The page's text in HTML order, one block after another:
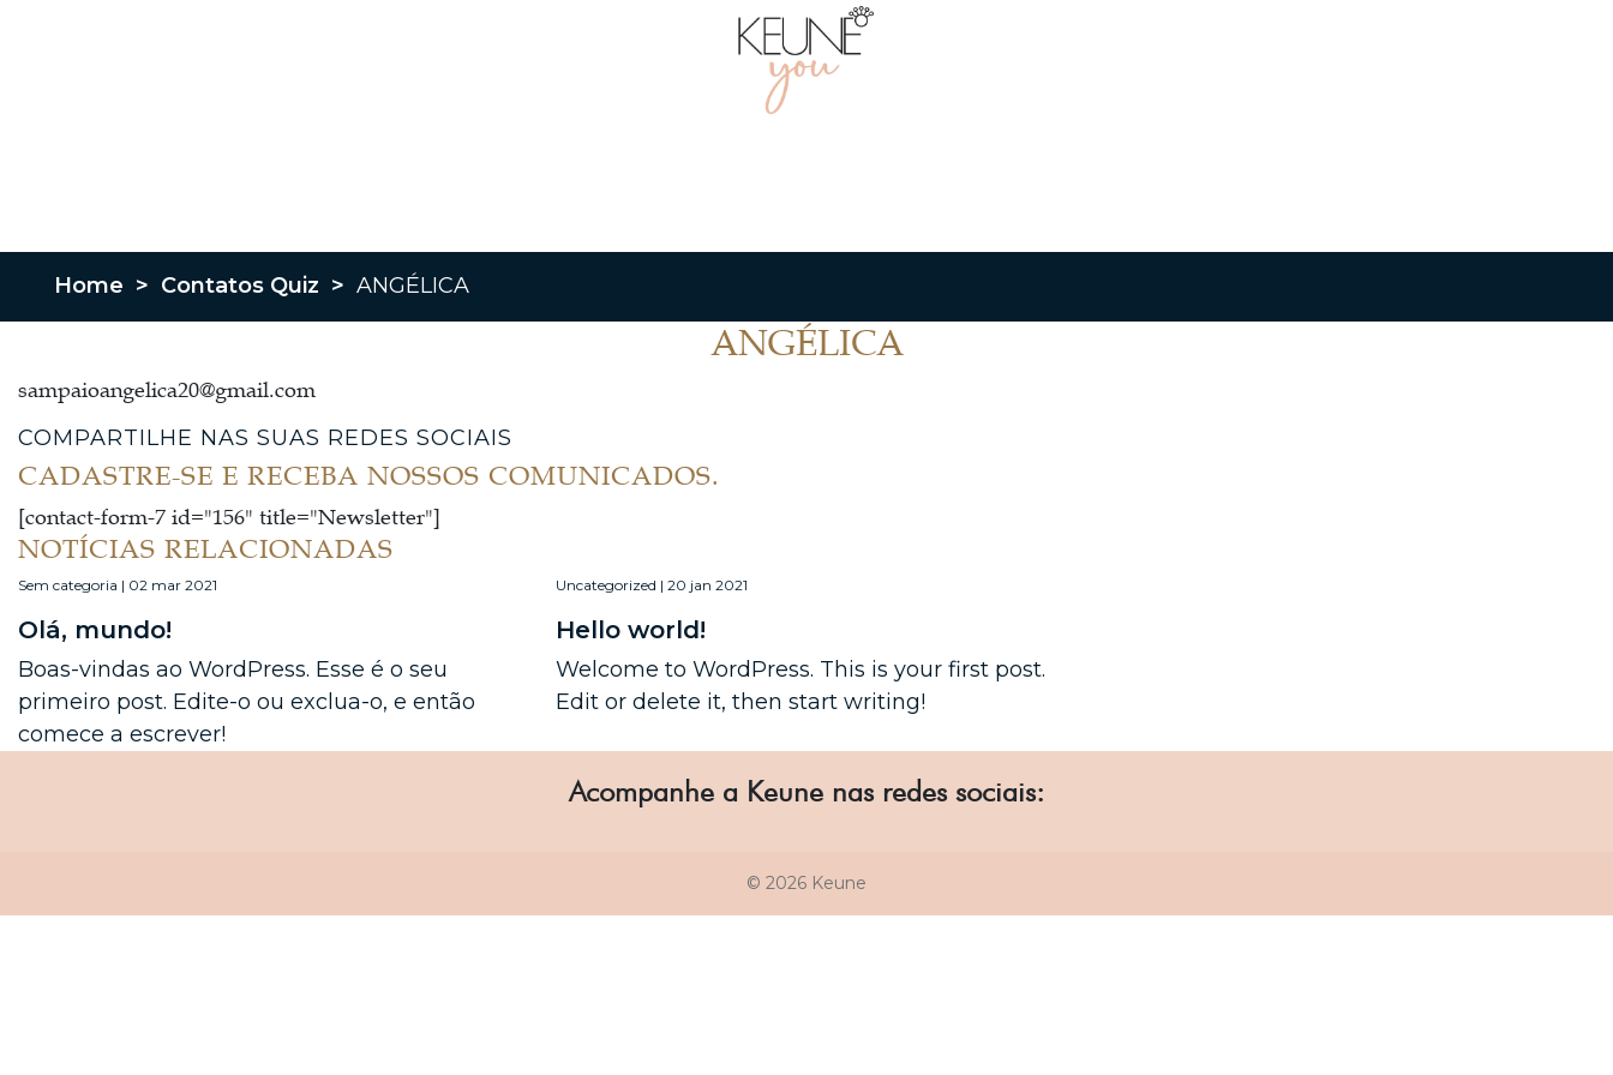
Home > Contatos Quiz > ANGÉLICA
ANGÉLICA
sampaioangelica20@gmail.com
COMPARTILHE NAS SUAS REDES SOCIAIS
CADASTRE-SE E RECEBA NOSSOS COMUNICADOS.
[contact-form-7 id="156" title="Newsletter"]
NOTÍCIAS RELACIONADAS
Sem categoria | 02 mar 2021
Olá, mundo!
Boas-vindas ao WordPress. Esse é o seu
primeiro post. Edite-o ou exclua-o, e então
comece a escrever!
Uncategorized | 20 jan 2021
Hello world!
Welcome to WordPress. This is your first post.
Edit or delete it, then start writing!
Acompanhe a Keune nas redes sociais:
© 2026 Keune